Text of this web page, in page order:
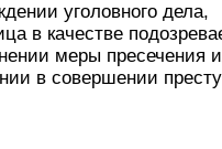
уго­ловного дела,
в качестве
меры пресечения
в совершении